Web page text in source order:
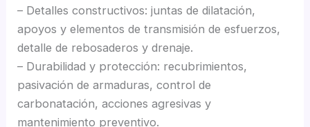
– Detalles constructivos: juntas de dilatación,
apoyos y elementos de transmisión de esfuerzos,
detalle de rebosaderos y drenaje.
– Durabilidad y protección: recubrimientos,
pasivación de armaduras, control de
carbonatación, acciones agresivas y
mantenimiento preventivo.